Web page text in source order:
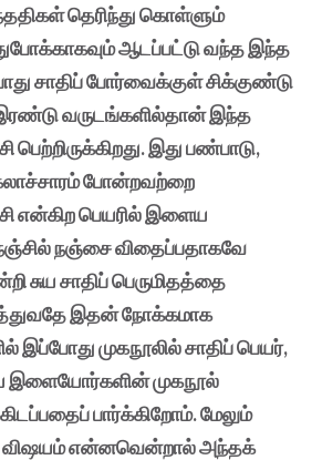
தெரிந்து கொள்ளும்
ஆடப்பட்டு வந்த இந்த
சாதிப் போர்வைக்குள் சிக்குண்டு
இரண்டு வருடங்களில்தான் இந்த
பெற்றிருக்கிறது. இது பண்பாடு,
கலாச்சாரம் போன்றவற்றை
என்கிற பெயரில் இளைய
நஞ்சை விதைப்பதாகவே
சுய சாதிப் பெருமிதத்தை
இதன் நோக்கமாக
இப்போது முகநூலில் சாதிப் பெயர்,
இளையோர்களின் முகநூல்
பார்க்கிறோம். மேலும்
விஷயம் என்னவென்றால் அந்தக்